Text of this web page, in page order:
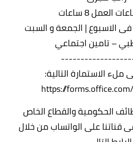
العمل 8 ساعات
– تامين اجتماعي
ملء الاستمارة التالية:
https://
الحكومية والقطاع الخاص
قناتنا على الواتساب من خلال